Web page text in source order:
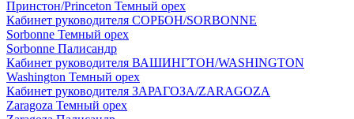
Принстон/Princeton Темный орех
Кабинет руководителя СОРБОН/SORBONNE
Sorbonne Темный орех
Sorbonne Палисандр
Кабинет руководителя ВАШИНГТОН/WASHINGTON
Washington Темный орех
Кабинет руководителя ЗАРАГОЗА/ZARAGOZA
Zaragoza Темный орех